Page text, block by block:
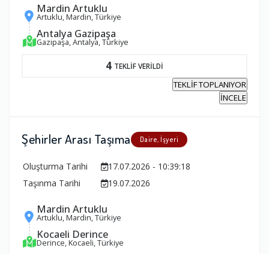
Mardin Artuklu
Artuklu, Mardin, Türkiye
Antalya Gazipaşa
Gazipaşa, Antalya, Türkiye
4 TEKLİF VERİLDİ
TEKLİF TOPLANIYOR
İNCELE
Şehirler Arası Taşıma Daire, İşyeri
Oluşturma Tarihi
17.07.2026 - 10:39:18
Taşınma Tarihi
19.07.2026
Mardin Artuklu
Artuklu, Mardin, Türkiye
Kocaeli Derince
Derince, Kocaeli, Türkiye